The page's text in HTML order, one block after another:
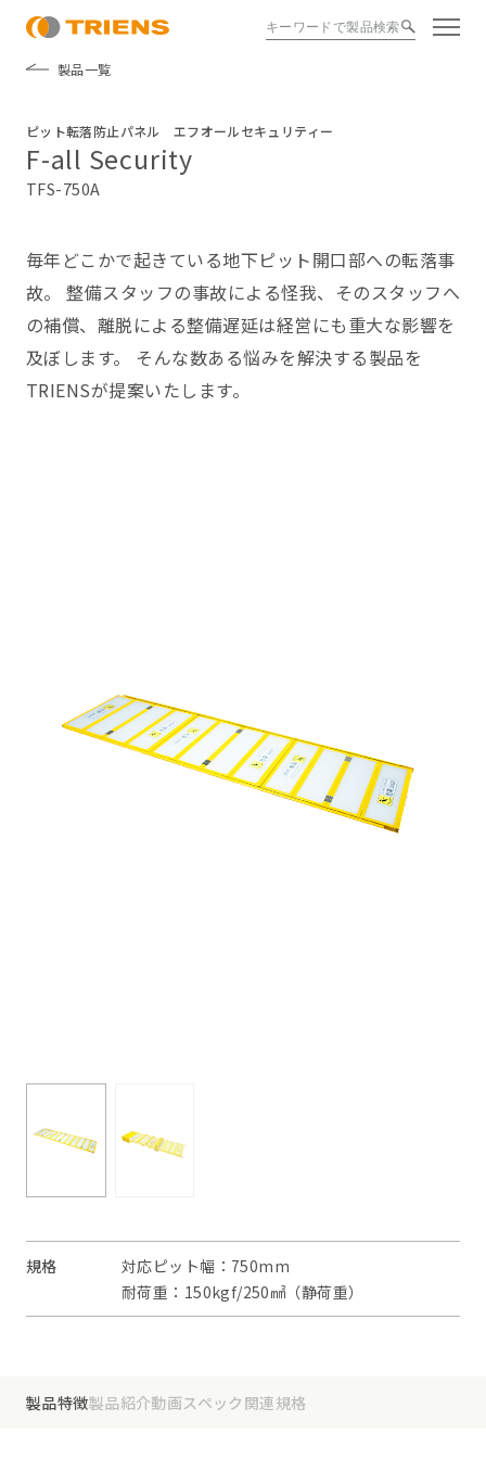
製品一覧
ピット転落防止パネル エフオールセキュリティー
F-all Security
TFS-750A
毎年どこかで起きている地下ピット開口部への転落事
故。 整備スタッフの事故による怪我、そのスタッフへ
の補償、離脱による整備遅延は経営にも重大な影響を
及ぼします。 そんな数ある悩みを解決する製品を
TRIENSが提案いたします。
規格
対応ピット幅：750mm
耐荷重：150kgf/250㎟（静荷重）
製品特徴製品紹介動画スペック 関連規格